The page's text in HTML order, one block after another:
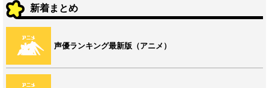
新着まとめ
声優ランキング最新版（アニメ）